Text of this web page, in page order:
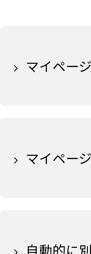
マイペー
マイペー
自動的に